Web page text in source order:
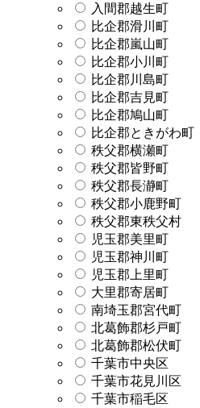
入間郡越生町
比企郡滑川町
比企郡嵐山町
比企郡小川町
比企郡川島町
比企郡吉見町
比企郡鳩山町
比企郡ときがわ町
秩父郡横瀬町
秩父郡皆野町
秩父郡長瀞町
秩父郡小鹿野町
秩父郡東秩父村
児玉郡美里町
児玉郡神川町
児玉郡上里町
大里郡寄居町
南埼玉郡宮代町
北葛飾郡杉戸町
北葛飾郡松伏町
千葉市中央区
千葉市花見川区
千葉市稲毛区